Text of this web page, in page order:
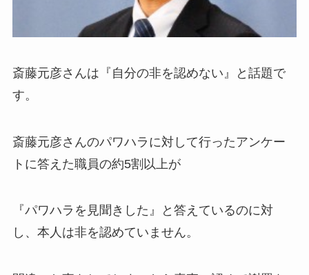
斎藤元彦さんは『自分の非を認めない』と話題で
す。
斎藤元彦さんのパワハラに対して行ったアンケー
トに答えた職員の約5割以上が
『パワハラを見聞きした』と答えているのに対
し、本人は非を認めていません。